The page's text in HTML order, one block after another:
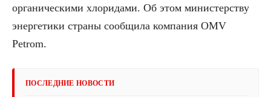
органическими хлоридами. Об этом министерству
энергетики страны сообщила компания OMV
Petrom.
ПОСЛЕДНИЕ НОВОСТИ